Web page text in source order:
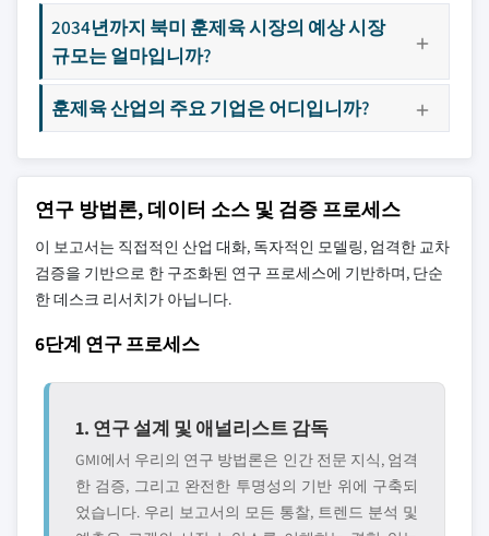
2034년까지 북미 훈제육 시장의 예상 시장
규모는 얼마입니까?
훈제육 산업의 주요 기업은 어디입니까?
연구 방법론, 데이터 소스 및 검증 프로세스
이 보고서는 직접적인 산업 대화, 독자적인 모델링, 엄격한 교차
검증을 기반으로 한 구조화된 연구 프로세스에 기반하며, 단순
한 데스크 리서치가 아닙니다.
6단계 연구 프로세스
1. 연구 설계 및 애널리스트 감독
GMI에서 우리의 연구 방법론은 인간 전문 지식, 엄격
한 검증, 그리고 완전한 투명성의 기반 위에 구축되
었습니다. 우리 보고서의 모든 통찰, 트렌드 분석 및